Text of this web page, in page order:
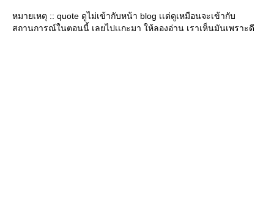
หมายเหตุ :: quote ดูไม่เข้ากับหน้า blog เเต่ดูเหมือนจะเข้ากับ
สถานการณ์ในตอนนี้ เลยไปเเกะมา ให้ลองอ่าน เราเห็นมันเพราะดี